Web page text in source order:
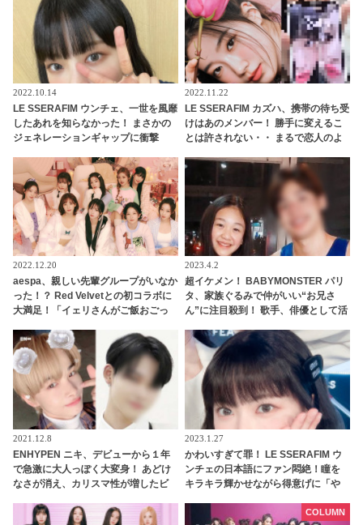
2022.10.14
LE SSERAFIM ウンチェ、一世を風靡
したあれを知らなかった！ まさかの
ジェネレーションギャップに衝撃
か？」彼女の若さを実感させられる
発言に驚き
2022.11.22
LE SSERAFIM カズハ、携帯の待ち受
けはあのメンバー！ 勝手に変えるこ
とは許されない・・ まるで恋人のよ
2022.12.20
aespa、親しい先輩グループがいなか
った！？ Red Velvetとの初コラボに
大満足！「イェリさんがご飯おごっ
しさを隠せないメンバーたちにほっ
こり
2023.4.2
超イケメン！ BABYMONSTER パリ
タ、家族ぐるみで仲がいい“お兄さ
ん”に注目殺到！ 歌手、俳優として活
2021.12.8
ENHYPEN ニキ、デビューから１年
で急激に大人っぽく大変身！ あどけ
なさが消え、カリスマ性が増したビ
2023.1.27
かわいすぎて罪！ LE SSERAFIM ウ
ンチェの日本語にファン悶絶！瞳を
キラキラ輝かせながら得意げに「や
COLUMN